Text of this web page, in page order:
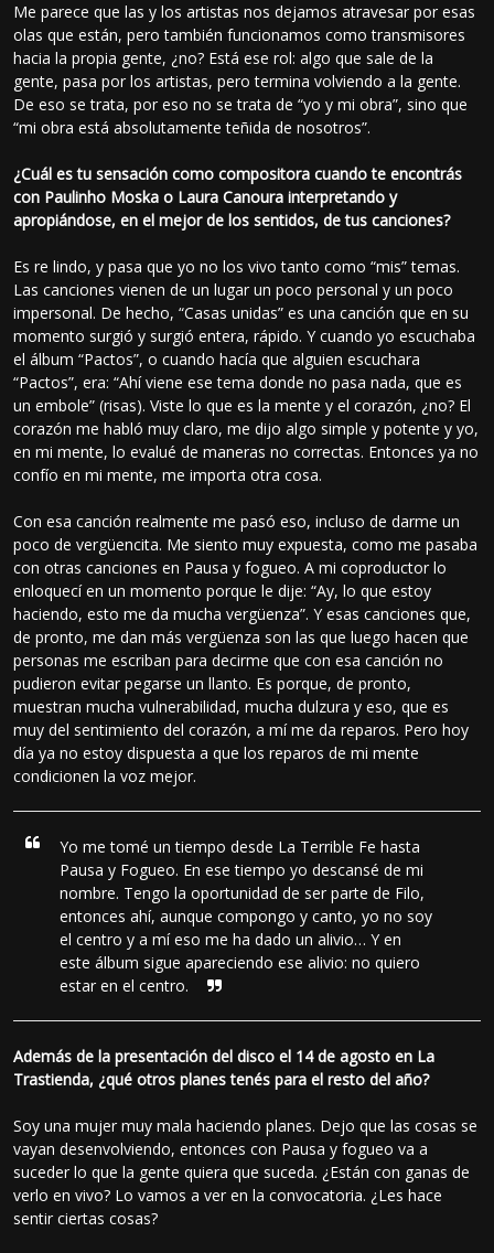
Me parece que las y los artistas nos dejamos atravesar por esas
olas que están, pero también funcionamos como transmisores
hacia la propia gente, ¿no? Está ese rol: algo que sale de la
gente, pasa por los artistas, pero termina volviendo a la gente.
De eso se trata, por eso no se trata de “yo y mi obra”, sino que
“mi obra está absolutamente teñida de nosotros”.
¿Cuál es tu sensación como compositora cuando te encontrás
con Paulinho Moska o Laura Canoura interpretando y
apropiándose, en el mejor de los sentidos, de tus canciones?
Es re lindo, y pasa que yo no los vivo tanto como “mis” temas.
Las canciones vienen de un lugar un poco personal y un poco
impersonal. De hecho, “Casas unidas” es una canción que en su
momento surgió y surgió entera, rápido. Y cuando yo escuchaba
el álbum “Pactos”, o cuando hacía que alguien escuchara
“Pactos”, era: “Ahí viene ese tema donde no pasa nada, que es
un embole” (risas). Viste lo que es la mente y el corazón, ¿no? El
corazón me habló muy claro, me dijo algo simple y potente y yo,
en mi mente, lo evalué de maneras no correctas. Entonces ya no
confío en mi mente, me importa otra cosa.
Con esa canción realmente me pasó eso, incluso de darme un
poco de vergüencita. Me siento muy expuesta, como me pasaba
con otras canciones en Pausa y fogueo. A mi coproductor lo
enloquecí en un momento porque le dije: “Ay, lo que estoy
haciendo, esto me da mucha vergüenza”. Y esas canciones que,
de pronto, me dan más vergüenza son las que luego hacen que
personas me escriban para decirme que con esa canción no
pudieron evitar pegarse un llanto. Es porque, de pronto,
muestran mucha vulnerabilidad, mucha dulzura y eso, que es
muy del sentimiento del corazón, a mí me da reparos. Pero hoy
día ya no estoy dispuesta a que los reparos de mi mente
condicionen la voz mejor.
Yo me tomé un tiempo desde La Terrible Fe hasta
Pausa y Fogueo. En ese tiempo yo descansé de mi
nombre. Tengo la oportunidad de ser parte de Filo,
entonces ahí, aunque compongo y canto, yo no soy
el centro y a mí eso me ha dado un alivio… Y en
este álbum sigue apareciendo ese alivio: no quiero
estar en el centro.
Además de la presentación del disco el 14 de agosto en La
Trastienda, ¿qué otros planes tenés para el resto del año?
Soy una mujer muy mala haciendo planes. Dejo que las cosas se
vayan desenvolviendo, entonces con Pausa y fogueo va a
suceder lo que la gente quiera que suceda. ¿Están con ganas de
verlo en vivo? Lo vamos a ver en la convocatoria. ¿Les hace
sentir ciertas cosas?